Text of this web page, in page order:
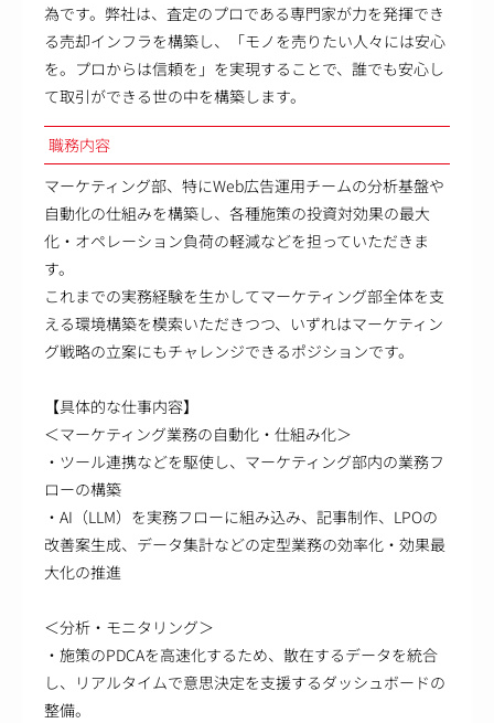
為です。弊社は、査定のプロである専門家が力を発揮でき
る売却インフラを構築し、「モノを売りたい人々には安心
を。プロからは信頼を」を実現することで、誰でも安心し
て取引ができる世の中を構築します。
職務内容
マーケティング部、特にWeb広告運用チームの分析基盤や
自動化の仕組みを構築し、各種施策の投資対効果の最大
化・オペレーション負荷の軽減などを担っていただきま
す。
これまでの実務経験を生かしてマーケティング部全体を支
える環境構築を模索いただきつつ、いずれはマーケティン
グ戦略の立案にもチャレンジできるポジションです。
【具体的な仕事内容】
＜マーケティング業務の自動化・仕組み化＞
・ツール連携などを駆使し、マーケティング部内の業務フ
ローの構築
・AI（LLM）を実務フローに組み込み、記事制作、LPOの
改善案生成、データ集計などの定型業務の効率化・効果最
大化の推進
＜分析・モニタリング＞
・施策のPDCAを高速化するため、散在するデータを統合
し、リアルタイムで意思決定を支援するダッシュボードの
整備。